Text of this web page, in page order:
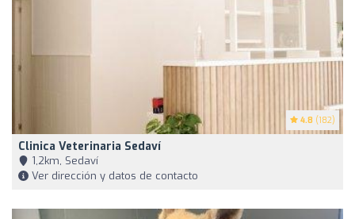
4.8 (182)
Clinica Veterinaria Sedaví
1,2km, Sedaví
Ver dirección y datos de contacto